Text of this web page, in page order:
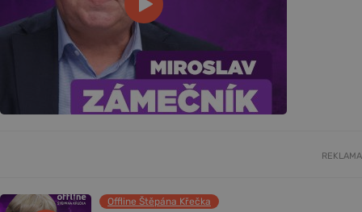
REKLAMA
Offline Štěpána Křečka